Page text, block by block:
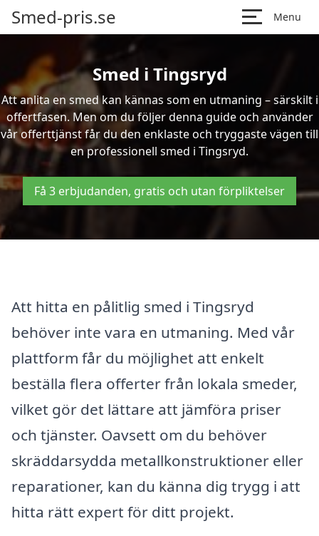
Smed-pris.se Menu
Smed i Tingsryd
Att anlita en smed kan kännas som en utmaning – särskilt i
offertfasen. Men om du följer denna guide och använder
vår offerttjänst får du den enklaste och tryggaste vägen till
en professionell smed i Tingsryd.
Få 3 erbjudanden, gratis och utan förpliktelser
Att hitta en pålitlig smed i Tingsryd
behöver inte vara en utmaning. Med vår
plattform får du möjlighet att enkelt
beställa flera offerter från lokala smeder,
vilket gör det lättare att jämföra priser
och tjänster. Oavsett om du behöver
skräddarsydda metallkonstruktioner eller
reparationer, kan du känna dig trygg i att
hitta rätt expert för ditt projekt.